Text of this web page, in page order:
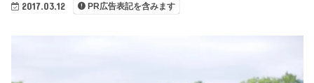
2017.03.12 PR広告表記を含みます